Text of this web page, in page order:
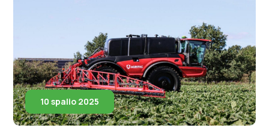
10 spalio 2025